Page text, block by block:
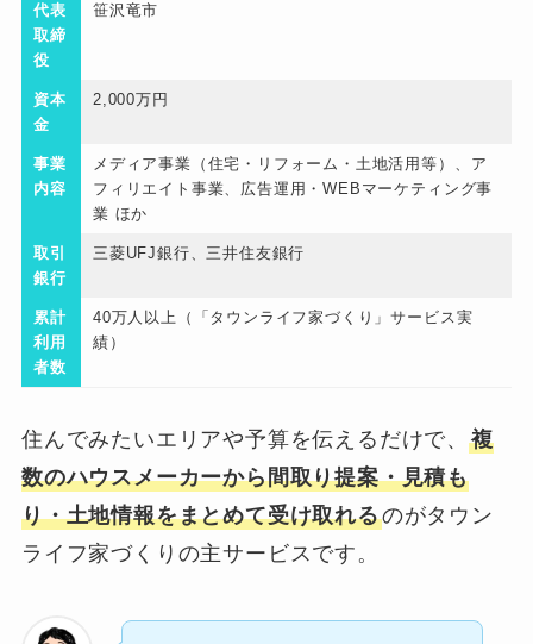
代表
取締
役
笹沢竜市
資本
金
2,000万円
事業
内容
メディア事業（住宅・リフォーム・土地活用等）、ア
フィリエイト事業、広告運用・WEBマーケティング事
業 ほか
取引
銀行
三菱UFJ銀行、三井住友銀行
累計
利用
者数
40万人以上（「タウンライフ家づくり」サービス実
績）
住んでみたいエリアや予算を伝えるだけで、複
数のハウスメーカーから間取り提案・見積も
り・土地情報をまとめて受け取れるのがタウン
ライフ家づくりの主サービスです。